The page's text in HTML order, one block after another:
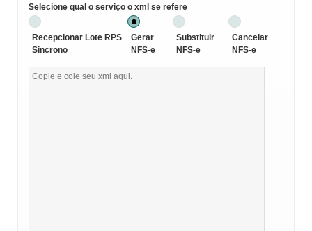
Selecione qual o serviço o xml se refere
Recepcionar Lote RPS
Sincrono
Gerar
NFS-e
Substituir
NFS-e
Cancelar
NFS-e